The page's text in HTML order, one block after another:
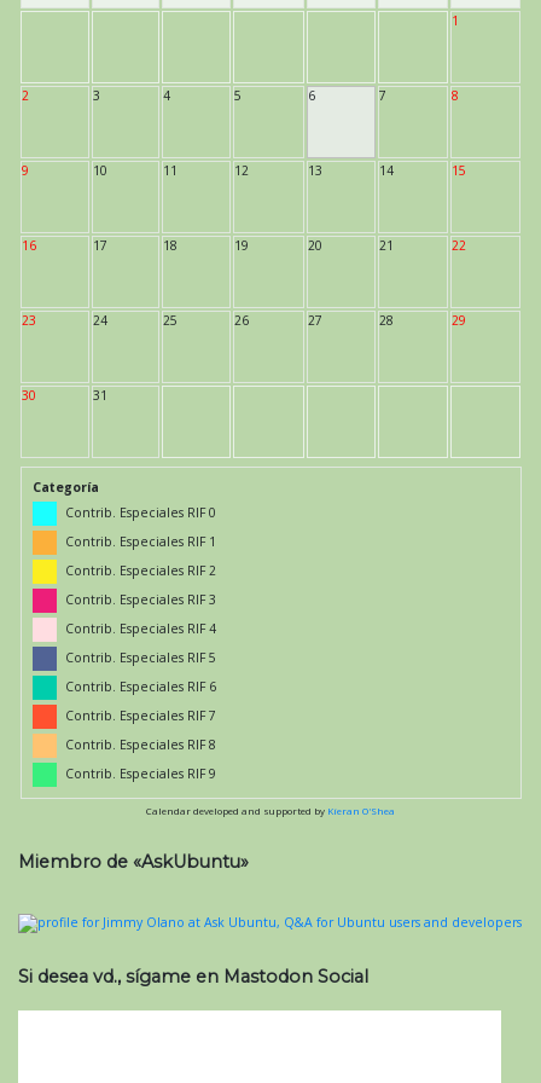
1
2 3 4 5 6 7 8
9 10 11 12 13 14 15
16 17 18 19 20 21 22
23 24 25 26 27 28 29
30 31
Categoría
Contrib. Especiales RIF 0
Contrib. Especiales RIF 1
Contrib. Especiales RIF 2
Contrib. Especiales RIF 3
Contrib. Especiales RIF 4
Contrib. Especiales RIF 5
Contrib. Especiales RIF 6
Contrib. Especiales RIF 7
Contrib. Especiales RIF 8
Contrib. Especiales RIF 9
Calendar developed and supported by Kieran O'Shea
Miembro de «AskUbuntu»
Si desea vd., sígame en Mastodon Social